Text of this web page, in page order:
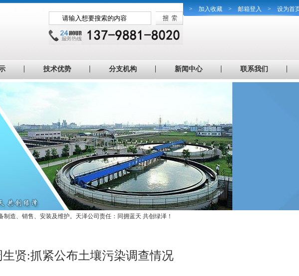
> 加入收藏 > 邮箱登入 > 设为首
技术优势 分支机构 新闻中心 联系我们
造、销售、安装及维护。天泽公司责任：同拥蓝天 共创绿泽！
贤:抓紧公布土壤污染调查情况